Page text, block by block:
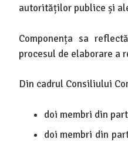
autorităților publice și
Componența sa
procesul de elaborare a
Din cadrul Consiliului
doi membri din
doi membri din